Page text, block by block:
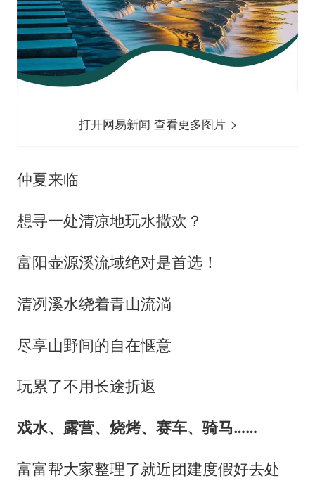
打开网易新闻 查看更多图片
仲夏来临
想寻一处清凉地玩水撒欢？
富阳壶源溪流域绝对是首选！
清冽溪水绕着青山流淌
尽享山野间的自在惬意
玩累了不用长途折返
戏水、露营、烧烤、赛车、骑马……
富富帮大家整理了就近团建度假好去处